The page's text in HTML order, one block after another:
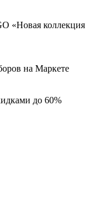
«Новая коллекция
на Маркете
до 60%